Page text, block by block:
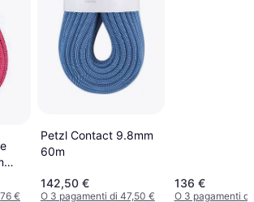
€
Petzl Contact 9.8mm
60m
142,50 €
O 3 pagamenti di 47,50 €
136 €
O 3 pagamenti